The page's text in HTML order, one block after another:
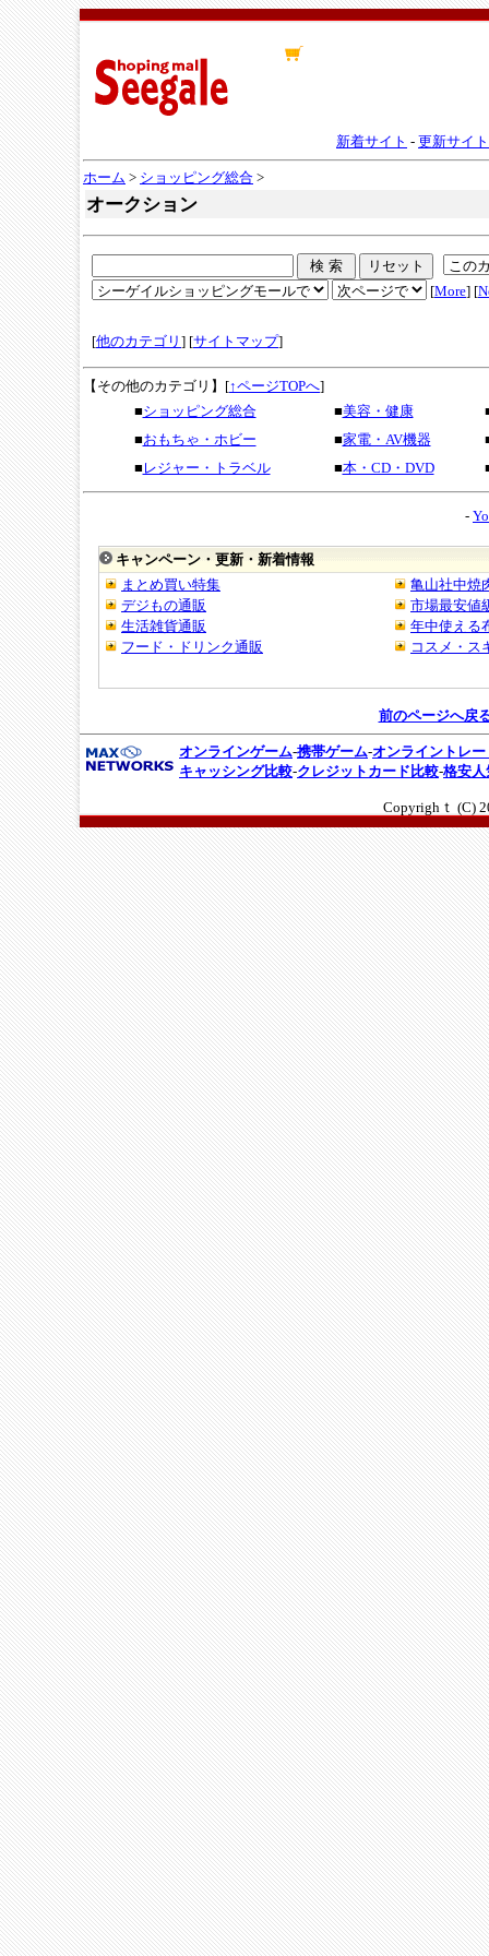
新着サイト - 更新サイト
ホーム > ショッピング総合 >
オークション
[More] [
[他のカテゴリ ] [サイトマップ]
【その他のカテゴリ】 [↑ページTOPへ]
■ショッピング総合 ■美容・健康
■おもちゃ・ホビー ■家電・AV機器
■ レジャー・トラベル ■本・CD・DVD
-
キャンペーン・更新・新着情報
前のページへ戻
オンラインゲーム-携帯ゲーム-オンライントレー
キャッシング比較-クレジットカード比較-格安人
Copyrighｔ (C)